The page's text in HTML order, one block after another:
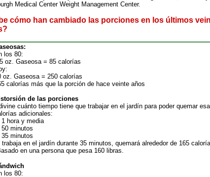
Medical Center Weight Management Center.
cómo han cambiado las porciones en los últimos
los 80:
oz. Gaseosa = 85 calorías
oz. Gaseosa = 250 calorías
calorías más que la porción de hace veinte años
de las porciones
cuánto tiempo tiene que trabajar en el jardín para poder quemar
adicionales:
1 hora y media
50 minutos
35 minutos
trabaja en el jardín durante 35 minutos, quemará alrededor de 165
en una persona que pesa 160 libras.
los 80: